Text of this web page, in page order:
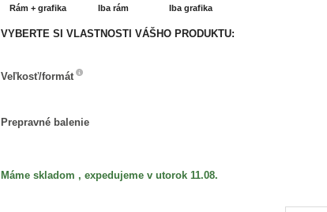
Rám + grafika Iba rám Iba grafika
VYBERTE SI VLASTNOSTI VÁŠHO PRODUKTU:
Veľkosť/formát
Prepravné balenie
Máme skladom , expedujeme v utorok 11.08.